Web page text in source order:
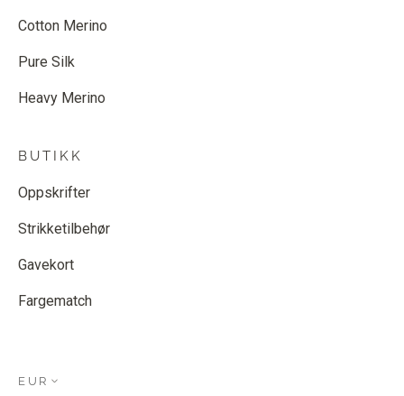
Cotton Merino
Pure Silk
Heavy Merino
BUTIKK
Oppskrifter
Strikketilbehør
Gavekort
Fargematch
EUR